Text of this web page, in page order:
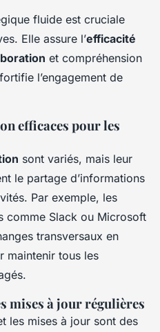
fluide est cruciale
Elle assure l’efficacité
et compréhension
l’engagement de
efficaces pour les
sont variés, mais leur
le partage d’informations
Par exemple, les
comme Slack ou Microsoft
transversaux en
maintenir tous les
mises à jour régulières
les mises à jour sont des